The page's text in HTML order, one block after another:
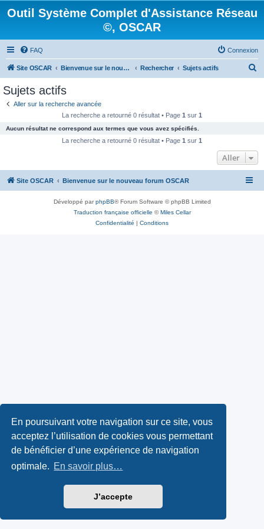
En poursuivant votre navigation sur ce site, vous
acceptez l’utilisation de cookies vous permettant
de bénéficier d’une expérience de navigation
optimale. En savoir plus…
J’accepte
Outil Système Complet d'Assistance Réseau
©, OSCAR
FAQ Connexion
Site OSCAR Bienvenue sur le nouveau forum OSCAR Rechercher Sujets actifs
c
Sujets actifs
Aller sur la recherche avancée
La recherche a retourné 0 résultat • Page 1 sur 1
Aucun résultat ne correspond aux termes que vous avez spécifiés.
La recherche a retourné 0 résultat • Page 1 sur 1
Aller
Site OSCAR Bienvenue sur le nouveau forum OSCAR
Développé parphpBB® Forum Software © phpBB Limited
Traduction française officielle ©Miles Cellar
Confidentialité | Conditions